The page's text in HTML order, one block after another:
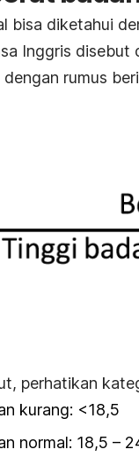
bisa diketahui
Inggris disebut
rumus
perhatikan
kurang: <18,5
normal: 18,5 –